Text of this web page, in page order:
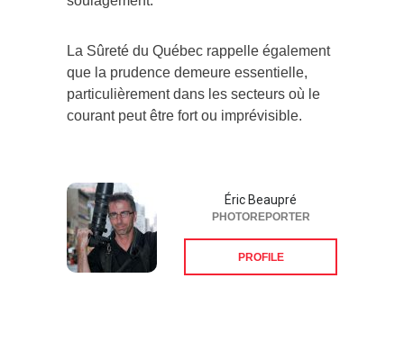
La Sûreté du Québec rappelle également
que la prudence demeure essentielle,
particulièrement dans les secteurs où le
courant peut être fort ou imprévisible.
Éric Beaupré
PHOTOREPORTER
PROFILE